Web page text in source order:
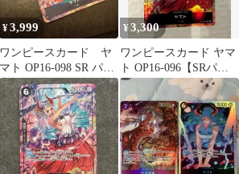
¥3,999
ワンピースカード ヤ
マト OP16-098 SR パラ
レル 決戦の刻
¥3,300
ワンピースカード ヤマ
ト OP16-096【SRパラ
レル】